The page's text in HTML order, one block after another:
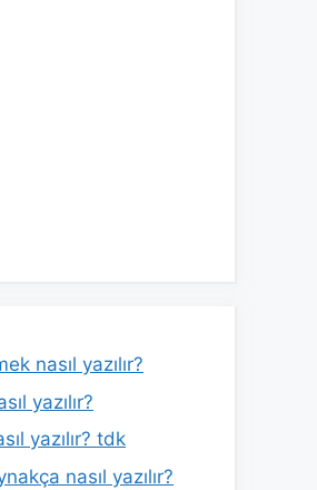
nasıl yazılır?
yazılır?
yazılır? tdk
nasıl yazılır?